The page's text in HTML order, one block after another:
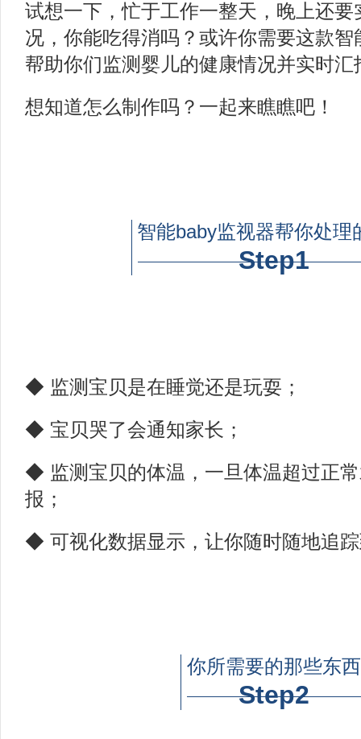
试想一下，忙于工作一整天，晚上还要
况，你能吃得消吗？或许你需要这款
帮助你们监测婴儿的健康情况并实时汇
想知道怎么制作吗？一起来瞧瞧吧！
智能baby监视器帮你处理
Step1
◆ 监测宝贝是在睡觉还是玩耍；
◆ 宝贝哭了会通知家长；
◆ 监测宝贝的体温，一旦体温超过正
报；
◆ 可视化数据显示，让你随时随地追
你所需要的那些东西
Step2